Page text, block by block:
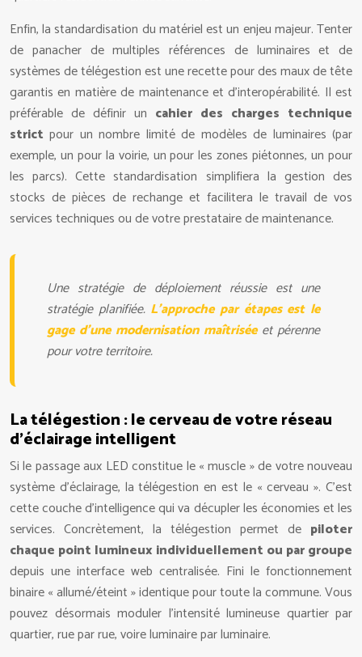
Enfin, la standardisation du matériel est un enjeu majeur. Tenter
de panacher de multiples références de luminaires et de
systèmes de télégestion est une recette pour des maux de tête
garantis en matière de maintenance et d’interopérabilité. Il est
préférable de définir un cahier des charges technique
strict pour un nombre limité de modèles de luminaires (par
exemple, un pour la voirie, un pour les zones piétonnes, un pour
les parcs). Cette standardisation simplifiera la gestion des
stocks de pièces de rechange et facilitera le travail de vos
services techniques ou de votre prestataire de maintenance.
Une stratégie de déploiement réussie est une
stratégie planifiée. L'approche par étapes est le
gage d'une modernisation maîtriséeet pérenne
pour votre territoire.
La télégestion : le cerveau de votre réseau
d’éclairage intelligent
Si le passage aux LED constitue le « muscle » de votre nouveau
système d’éclairage, la télégestion en est le « cerveau ». C’est
cette couche d’intelligence qui va décupler les économies et les
services. Concrètement, la télégestion permet de piloter
chaque point lumineux individuellement ou par groupe
depuis une interface web centralisée. Fini le fonctionnement
binaire « allumé/éteint » identique pour toute la commune. Vous
pouvez désormais moduler l’intensité lumineuse quartier par
quartier, rue par rue, voire luminaire par luminaire.